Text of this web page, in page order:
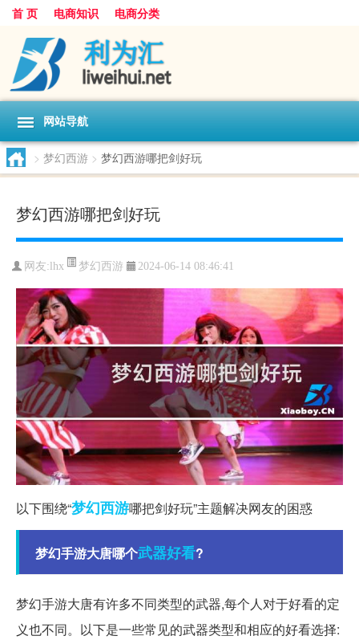
首 页 电商知识 电商分类
网站导航
> 梦幻西游 > 梦幻西游哪把剑好玩
梦幻西游哪把剑好玩
网友: lhx 梦幻西游 2024-06-14 08:46:41
以下围绕“梦幻西游哪把剑好玩”主题解决网友的困惑
梦幻手游大唐哪个武器好看?
梦幻手游大唐有许多不同类型的武器,每个人对于好看的定
义也不同。以下是一些常见的武器类型和相应的好看选择: